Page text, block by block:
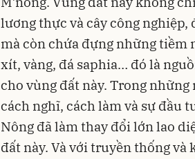
lương thực và cây công nghiệp,
mà còn chứa đựng những tiềm
xít, vàng, đá saphia… đó là
cho vùng đất này. Trong
cách nghĩ, cách làm và sự đầu
Nông đã làm thay đổi lớn lao
đất này. Và với truyền thống